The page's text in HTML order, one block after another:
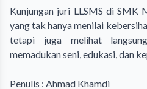
Kunjungan juri LLSMS di SMK
yang tak hanya menilai
tetapi juga melihat
memadukan seni, edukasi, dan
Penulis : Ahmad Khamdi